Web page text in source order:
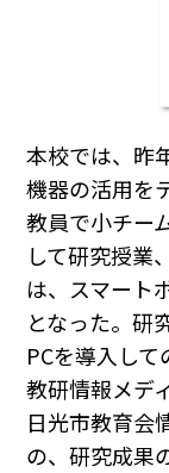
本校では、昨
機器の活用を
教員で小チー
して研究授業
は、スマート
となった。研
PCを導入し
教研情報メデ
日光市教育会
の、研究成果